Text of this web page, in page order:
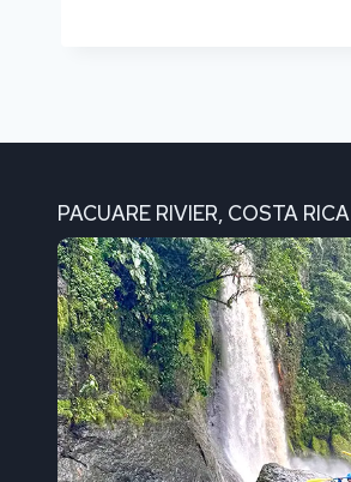
PACUARE RIVIER, COSTA RICA